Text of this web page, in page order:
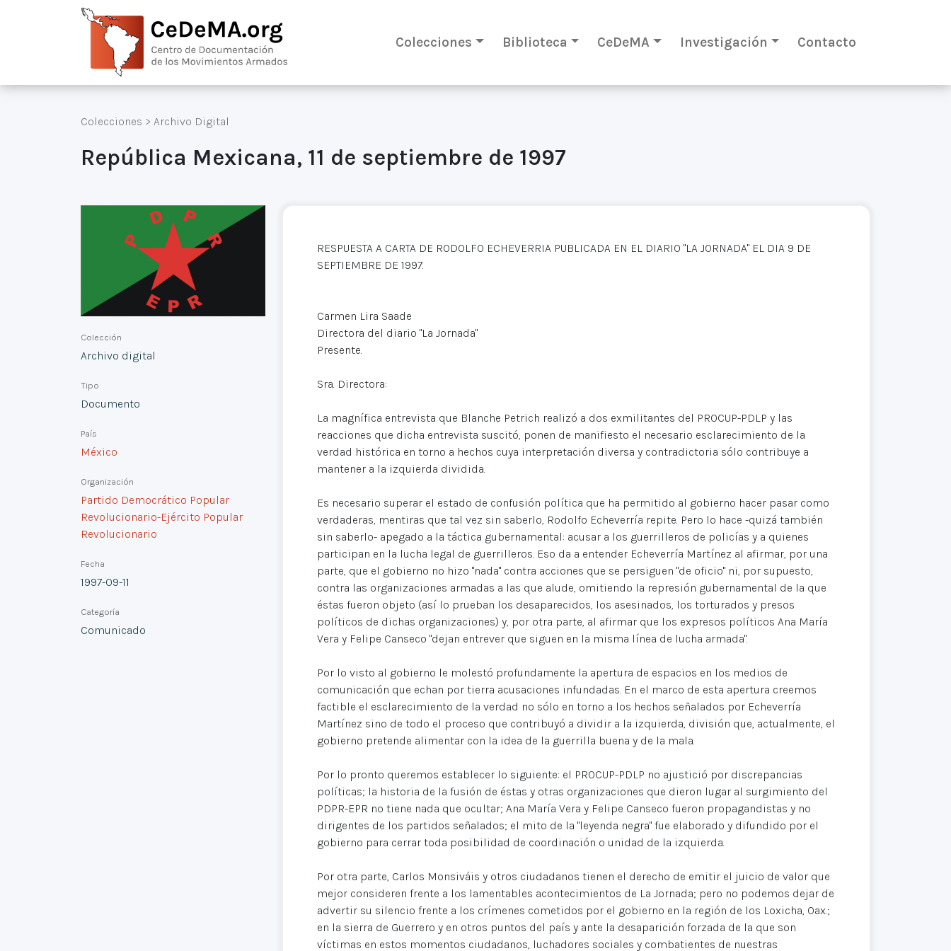
Colecciones Biblioteca CeDeMA Investigación Contacto
Colecciones > Archivo Digital
República Mexicana, 11 de septiembre de 1997
Colección
Archivo digital
Tipo
Documento
País
México
Organización
Partido Democrático Popular
Revolucionario-Ejército Popular
Revolucionario
Fecha
1997-09-11
Categoría
Comunicado
RESPUESTA A CARTA DE RODOLFO ECHEVERRIA PUBLICADA EN EL DIARIO "LA JORNADA" EL DIA 9 DE
SEPTIEMBRE DE 1997.
Carmen Lira Saade
Directora del diario "La Jornada"
Presente.
Sra. Directora:
La magnífica entrevista que Blanche Petrich realizó a dos exmilitantes del PROCUP-PDLP y las
reacciones que dicha entrevista suscitó, ponen de manifiesto el necesario esclarecimiento de la
verdad histórica en torno a hechos cuya interpretación diversa y contradictoria sólo contribuye a
mantener a la izquierda dividida.
Es necesario superar el estado de confusión política que ha permitido al gobierno hacer pasar como
verdaderas, mentiras que tal vez sin saberlo, Rodolfo Echeverría repite. Pero lo hace -quizá también
sin saberlo- apegado a la táctica gubernamental: acusar a los guerrilleros de policías y a quienes
participan en la lucha legal de guerrilleros. Eso da a entender Echeverría Martínez al afirmar, por una
parte, que el gobierno no hizo "nada" contra acciones que se persiguen "de oficio" ni, por supuesto,
contra las organizaciones armadas a las que alude, omitiendo la represión gubernamental de la que
éstas fueron objeto (así lo prueban los desaparecidos, los asesinados, los torturados y presos
políticos de dichas organizaciones) y, por otra parte, al afirmar que los expresos políticos Ana María
Vera y Felipe Canseco "dejan entrever que siguen en la misma línea de lucha armada".
Por lo visto al gobierno le molestó profundamente la apertura de espacios en los medios de
comunicación que echan por tierra acusaciones infundadas. En el marco de esta apertura creemos
factible el esclarecimiento de la verdad no sólo en torno a los hechos señalados por Echeverría
Martínez sino de todo el proceso que contribuyó a dividir a la izquierda, división que, actualmente, el
gobierno pretende alimentar con la idea de la guerrilla buena y de la mala.
Por lo pronto queremos establecer lo siguiente: el PROCUP-PDLP no ajustició por discrepancias
políticas; la historia de la fusión de éstas y otras organizaciones que dieron lugar al surgimiento del
PDPR-EPR no tiene nada que ocultar; Ana María Vera y Felipe Canseco fueron propagandistas y no
dirigentes de los partidos señalados; el mito de la "leyenda negra" fue elaborado y difundido por el
gobierno para cerrar toda posibilidad de coordinación o unidad de la izquierda.
Por otra parte, Carlos Monsiváis y otros ciudadanos tienen el derecho de emitir el juicio de valor que
mejor consideren frente a los lamentables acontecimientos de La Jornada; pero no podemos dejar de
advertir su silencio frente a los crímenes cometidos por el gobierno en la región de los Loxicha, Oax.;
en la sierra de Guerrero y en otros puntos del país y ante la desaparición forzada de la que son
víctimas en estos momentos ciudadanos, luchadores sociales y combatientes de nuestras